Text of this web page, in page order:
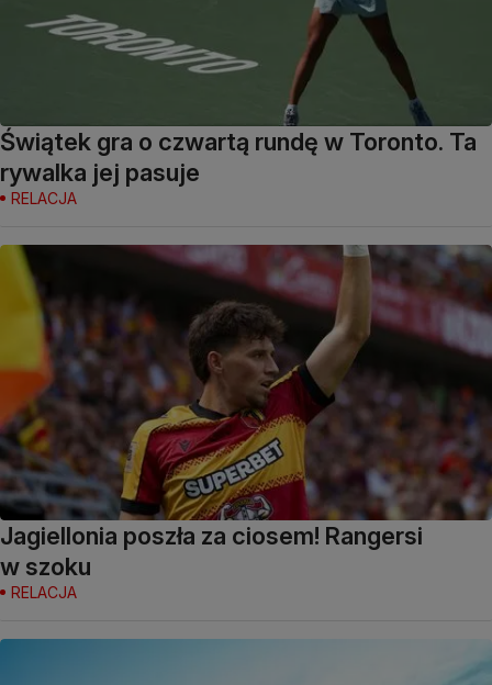
Świątek gra o czwartą rundę w Toronto. Ta
rywalka jej pasuje
RELACJA
Jagiellonia poszła za ciosem! Rangersi
w szoku
RELACJA